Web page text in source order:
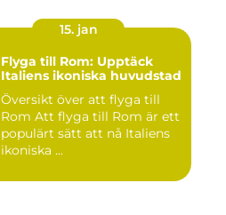
15. jan
Flyga till Rom: Upptäck
Italiens ikoniska huvudstad
Översikt över att flyga till
Rom Att flyga till Rom är ett
populärt sätt att nå Italiens
ikoniska ...